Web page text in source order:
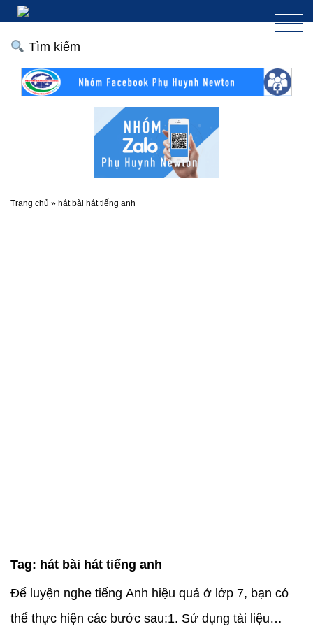
Tìm kiếm
Trang chủ » hát bài hát tiếng anh
Tag: hát bài hát tiếng anh
Để luyện nghe tiếng Anh hiệu quả ở lớp 7, bạn có
thể thực hiện các bước sau:1. Sử dụng tài liệu